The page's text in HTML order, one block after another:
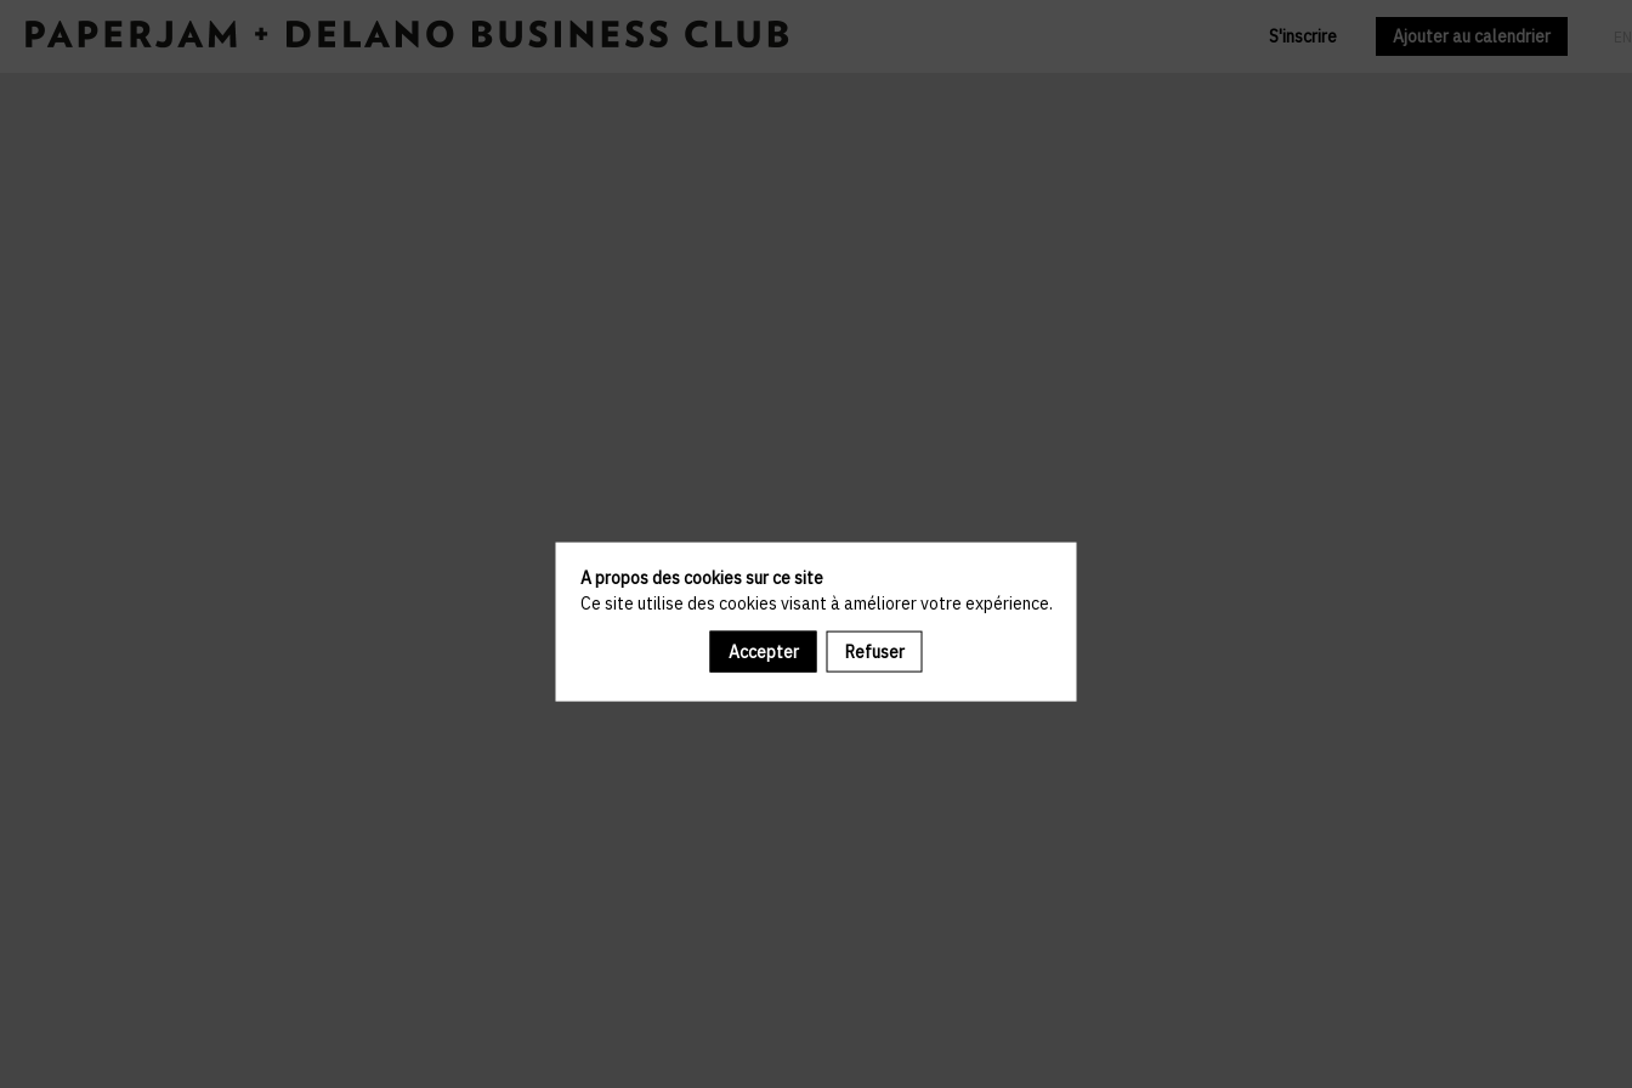
S'inscrire Ajouter au calendrier
Il manque du contenu : rafraichissez votre navigateur
A propos des cookies sur ce site
Ce site utilise des cookies visant à améliorer votre expérience.
Accepter Refuser